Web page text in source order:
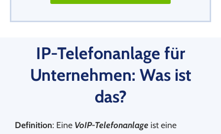
IP-Telefonanlage für
Unternehmen: Was ist
das?
Definition: Eine VoIP-Telefonanlage ist eine